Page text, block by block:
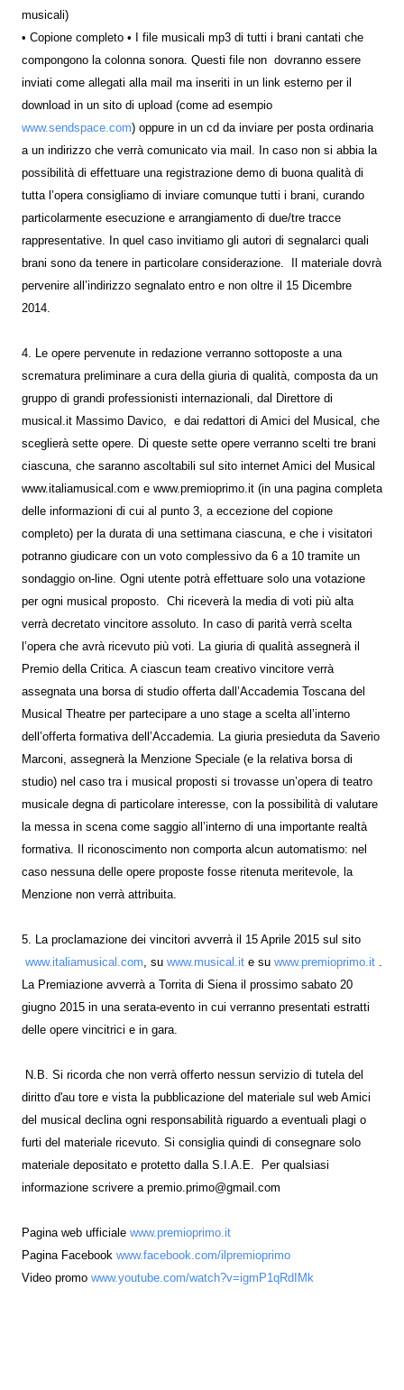
musicali)
• Copione completo • I file musicali mp3 di tutti i brani cantati che
compongono la colonna sonora. Questi file non dovranno essere
inviati come allegati alla mail ma inseriti in un link esterno per il
download in un sito di upload (come ad esempio
www.sendspace.com) oppure in un cd da inviare per posta ordinaria
a un indirizzo che verrà comunicato via mail. In caso non si abbia la
possibilità di effettuare una registrazione demo di buona qualità di
tutta l’opera consigliamo di inviare comunque tutti i brani, curando
particolarmente esecuzione e arrangiamento di due/tre tracce
rappresentative. In quel caso invitiamo gli autori di segnalarci quali
brani sono da tenere in particolare considerazione. Il materiale dovrà
pervenire all’indirizzo segnalato entro e non oltre il 15 Dicembre
2014.
4. Le opere pervenute in redazione verranno sottoposte a una
scrematura preliminare a cura della giuria di qualità, composta da un
gruppo di grandi professionisti internazionali, dal Direttore di
musical.it Massimo Davico, e dai redattori di Amici del Musical, che
sceglierà sette opere. Di queste sette opere verranno scelti tre brani
ciascuna, che saranno ascoltabili sul sito internet Amici del Musical
www.italiamusical.com e www.premioprimo.it (in una pagina completa
delle informazioni di cui al punto 3, a eccezione del copione
completo) per la durata di una settimana ciascuna, e che i visitatori
potranno giudicare con un voto complessivo da 6 a 10 tramite un
sondaggio on-line. Ogni utente potrà effettuare solo una votazione
per ogni musical proposto. Chi riceverà la media di voti più alta
verrà decretato vincitore assoluto. In caso di parità verrà scelta
l’opera che avrà ricevuto più voti. La giuria di qualità assegnerà il
Premio della Critica. A ciascun team creativo vincitore verrà
assegnata una borsa di studio offerta dall’Accademia Toscana del
Musical Theatre per partecipare a uno stage a scelta all’interno
dell’offerta formativa dell’Accademia. La giuria presieduta da Saverio
Marconi, assegnerà la Menzione Speciale (e la relativa borsa di
studio) nel caso tra i musical proposti si trovasse un’opera di teatro
musicale degna di particolare interesse, con la possibilità di valutare
la messa in scena come saggio all’interno di una importante realtà
formativa. Il riconoscimento non comporta alcun automatismo: nel
caso nessuna delle opere proposte fosse ritenuta meritevole, la
Menzione non verrà attribuita.
5. La proclamazione dei vincitori avverrà il 15 Aprile 2015 sul sito
www.italiamusical.com , su www.musical.it e su www.premioprimo.it
La Premiazione avverrà a Torrita di Siena il prossimo sabato 20
giugno 2015 in una serata-evento in cui verranno presentati estratti
delle opere vincitrici e in gara.
N.B. Si ricorda che non verrà offerto nessun servizio di tutela del
diritto d'au tore e vista la pubblicazione del materiale sul web Amici
del musical declina ogni responsabilità riguardo a eventuali plagi o
furti del materiale ricevuto. Si consiglia quindi di consegnare solo
materiale depositato e protetto dalla S.I.A.E. Per qualsiasi
informazione scrivere a premio.primo@gmail.com
Pagina web ufficiale www.premioprimo.it
Pagina Facebook www.facebook.com/ilpremioprimo
Video promo www.youtube.com/watch?v=igmP1qRdIMk